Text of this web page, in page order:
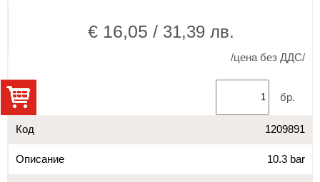
€ 16,05 / 31,39 лв.
/цена без ДДС/
бр.
Код 1209891
Описание 10.3 bar